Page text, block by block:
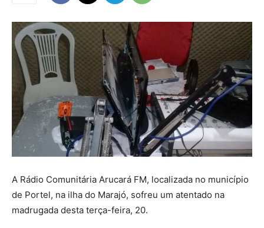
A Rádio Comunitária Arucará FM, localizada no município
de Portel, na ilha do Marajó, sofreu um atentado na
madrugada desta terça-feira, 20.